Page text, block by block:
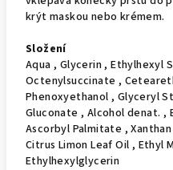
krýt maskou nebo krémem.
Složení
Aqua , Glycerin , Ethylhexyl
Octenylsuccinate ,
Phenoxyethanol , Glyceryl
Gluconate , Alcohol denat. ,
Ascorbyl Palmitate ,
Citrus Limon Leaf Oil , Ethyl
Ethylhexylglycerin